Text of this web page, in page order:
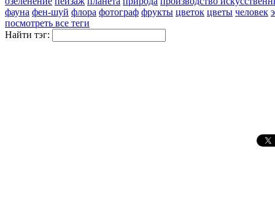
фауна фен-шуй флора фотограф фрукты цветок цветы человек
посмотреть все теги
Найти тэг: